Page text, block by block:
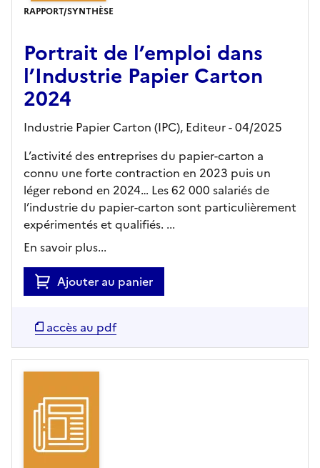
RAPPORT/SYNTHÈSE
Portrait de l’emploi dans
l’Industrie Papier Carton
2024
Industrie Papier Carton (IPC), Editeur- 04/2025
L’activité des entreprises du papier-carton a
connu une forte contraction en 2023 puis un
léger rebond en 2024… Les 62 000 salariés de
l’industrie du papier-carton sont particulièrement
expérimentés et qualifiés. ...
En savoir plus...
Ajouter au panier
accès au pdf